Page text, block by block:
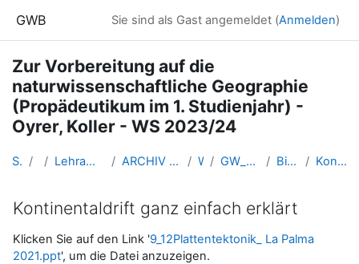
GWB Sie sind als Gast angemeldet (Anmelden)
Zur Vorbereitung auf die
naturwissenschaftliche Geographie
(Propädeutikum im 1. Studienjahr) -
Oyrer, Koller - WS 2023/24
Startseite Kurse Lehramtsausbildung GW im Cluster Österreich Mitte ARCHIV - Lehrveranstaltungen am Standort Linz - seit 2016 WS_2023/24 GW_NawiGeo_Vorbereitung_Linz_2023ws Biologie und Umweltkunde Kontinentaldrift ganz einfach erklärt
Kontinentaldrift ganz einfach erklärt
Abschlussbedingungen
Klicken Sie auf den Link '9_12Plattentektonik_ La Palma
2021.ppt', um die Datei anzuzeigen.